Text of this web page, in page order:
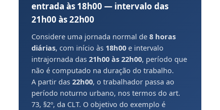
entrada às 18h00 — intervalo das
21h00 às 22h00
Considere uma jornada normal de 8 horas
diárias, com início às 18h00 e intervalo
intrajornada das 21h00 às 22h00, período que
não é computado na duração do trabalho.
A partir das 22h00, o trabalhador passa ao
período noturno urbano, nos termos do art.
73, §2º, da CLT. O objetivo do exemplo é